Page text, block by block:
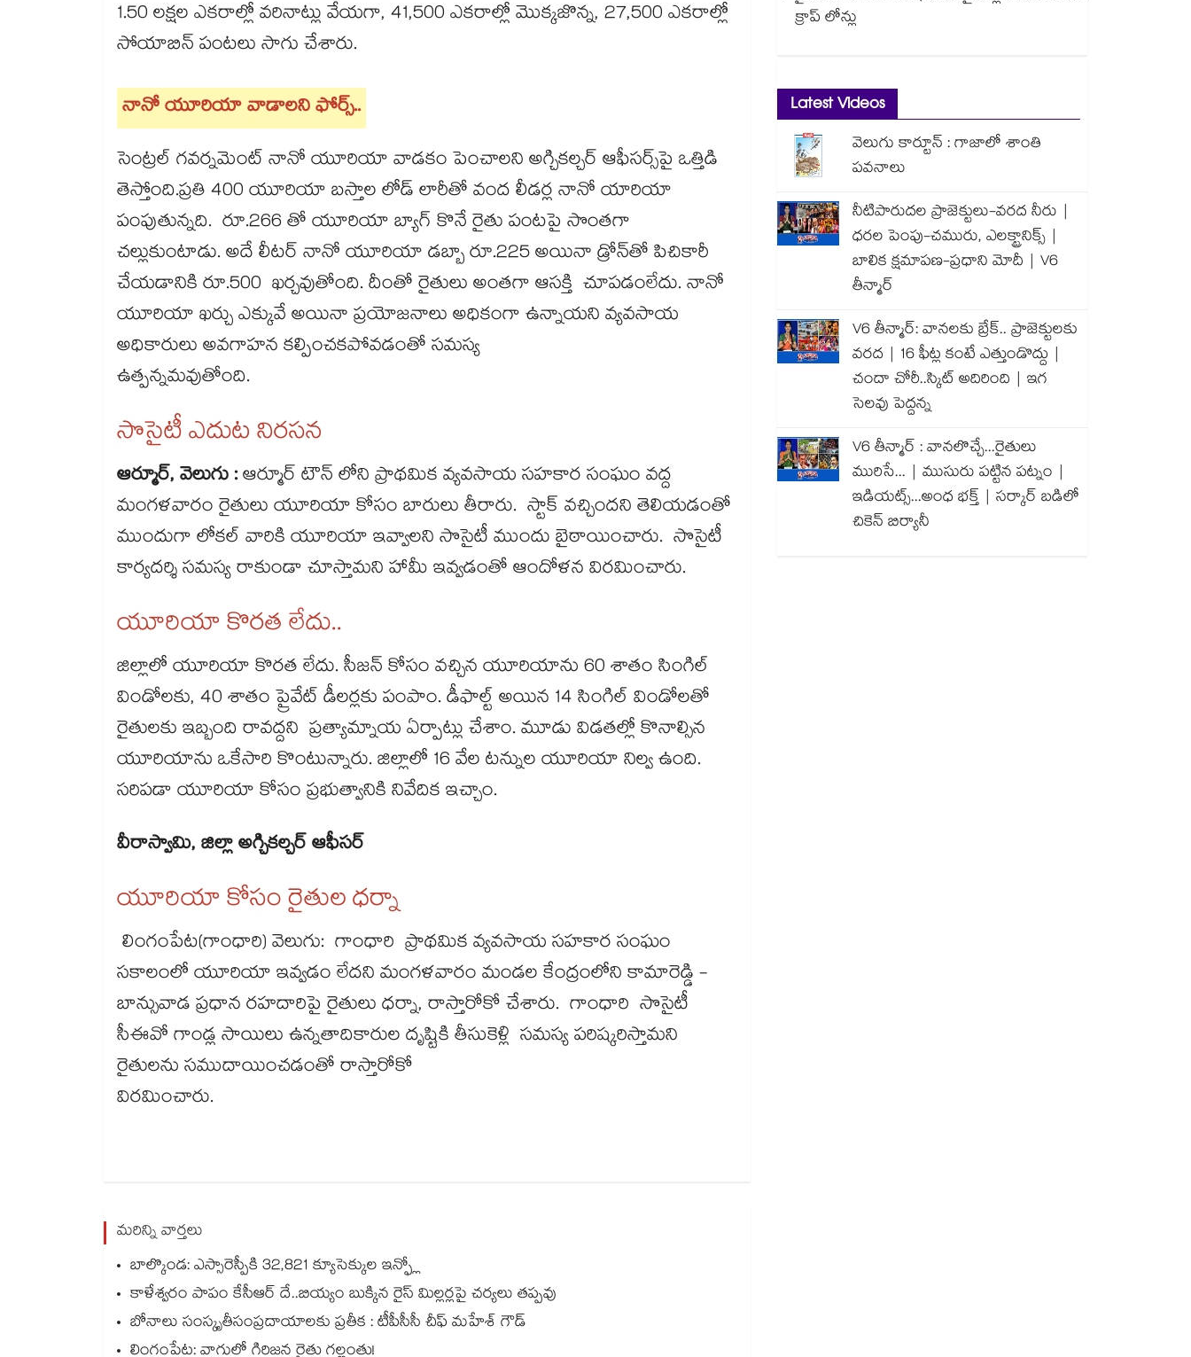
1.50 లక్షల ఎకరాల్లో వరినాట్లు వేయగా, 41,500 ఎకరాల్లో మొక్కజొన్న, 27,500 ఎకరాల్లో
సోయాబిన్ పంటలు సాగు చేశారు.
నానో యూరియా వాడాలని ఫోర్స్​..
సెంట్రల్​ గవర్నమెంట్ నానో యూరియా వాడకం పెంచాలని అగ్చికల్చర్ ఆఫీసర్స్​పై ఒత్తిడి
తెస్తోంది.ప్రతి 400 యూరియా బస్తాల లోడ్ లారీతో వంద లీడర్ల నానో యారియా
పంపుతున్నది. రూ.266 తో యూరియా బ్యాగ్​ కొనే రైతు పంటపై సొంతగా
చల్లుకుంటాడు. అదే లీటర్ నానో యూరియా డబ్బా రూ.225 అయినా డ్రోన్​తో పిచికారీ
చేయడానికి రూ.500 ఖర్చవుతోంది. దీంతో రైతులు అంతగా ఆసక్తి చూపడంలేదు. నానో
యూరియా ఖర్చు ఎక్కువే అయినా ప్రయోజనాలు అధికంగా ఉన్నాయని వ్యవసాయ
అధికారులు అవగాహన కల్పించకపోవడంతో సమస్య
ఉత్పన్నమవుతోంది.
సొసైటీ ఎదుట నిరసన
ఆర్మూర్​, వెలుగు :ఆర్మూర్ టౌన్​ లోని ప్రాథమిక వ్యవసాయ సహకార సంఘం వద్ద
మంగళవారం రైతులు యూరియా కోసం బారులు తీరారు. స్టాక్ వచ్చిందని తెలియడంతో
ముందుగా లోకల్​ వారికి యూరియా ఇవ్వాలని సొసైటీ ముందు బైఠాయించారు. సొసైటీ
కార్యదర్శి సమస్య రాకుండా చూస్తామని హామీ ఇవ్వడంతో ఆందోళన విరమించారు.
యూరియా కొరత లేదు..
జిల్లాలో యూరియా కొరత లేదు. సీజన్​ కోసం వచ్చిన యూరియాను 60 శాతం సింగిల్
విండోలకు, 40 శాతం ప్రైవేట్ డీలర్లకు పంపాం. డీఫాల్ట్​ అయిన 14 సింగిల్​ విండోలతో
రైతులకు ఇబ్బంది రావద్దని ప్రత్యామ్నాయ ఏర్పాట్లు చేశాం. మూడు విడతల్లో కొనాల్సిన
యూరియాను ఒకేసారి కొంటున్నారు. జిల్లాలో 16 వేల టన్నుల యూరియా నిల్వ ఉంది.
సరిపడా యూరియా కోసం ప్రభుత్వానికి నివేదిక ఇచ్చాం.
వీరాస్వామి, జిల్లా అగ్చికల్చర్ ఆఫీసర్​
యూరియా కోసం రైతుల ధర్నా
లింగంపేట(గాంధారి) వెలుగు: గాంధారి ప్రాథమిక వ్యవసాయ సహకార సంఘం
సకాలంలో యూరియా ఇవ్వడం లేదని మంగళవారం మండల కేంద్రంలోని కామారెడ్డి -
బాన్సువాడ ప్రధాన రహదారిపై రైతులు ధర్నా, రాస్తారోకో చేశారు. గాంధారి సొసైటీ
సీఈవో గాండ్ల సాయిలు ఉన్నతాదికారుల దృష్టికి తీసుకెళ్లి సమస్య పరిష్కరిస్తామని
రైతులను సముదాయించడంతో రాస్తారోకో
విరమించారు.
మరిన్ని వార్తలు
బాల్కొండ: ఎస్సారెస్పీకి 32,821 క్యూసెక్కుల ఇన్ఫ్లో
కాళేశ్వరం పాపం కేసీఆర్ దే..బియ్యం బుక్కిన రైస్ మిల్లర్లపై చర్యలు తప్పవు
బోనాలు సంస్కృతీసంప్రదాయాలకు ప్రతీక : టీపీసీసీ చీఫ్‌‌‌‌‌‌‌‌‌‌‌‌‌‌‌‌ మహేశ్‌‌‌‌‌‌‌‌ గౌడ్‌‌‌‌‌‌‌‌‌‌‌‌‌‌‌‌
క్రాప్ లోన్లు
Latest Videos
వెలుగు కార్టూన్ : గాజాలో శాంతి
పవనాలు
నీటిపారుదల ప్రాజెక్టులు-వరద నీరు |
ధరల పెంపు-చమురు, ఎలక్ట్రానిక్స్ |
బాలిక క్షమాపణ-ప్రధాని మోదీ | V6
తీన్మార్
V6 తీన్మార్: వానలకు బ్రేక్.. ప్రాజెక్టులకు
వరద | 16 ఫీట్ల కంటే ఎత్తుండొద్దు |
చందా చోరీ..స్కిట్ అదిరింది | ఇగ
సెలవు పెద్దన్న
V6 తీన్మార్ : వానలొచ్చే...రైతులు
మురిసే... | ముసురు పట్టిన పట్నం |
ఇడియట్స్...అంధ భక్త్ | సర్కార్ బడిలో
చికెన్ బిర్యానీ